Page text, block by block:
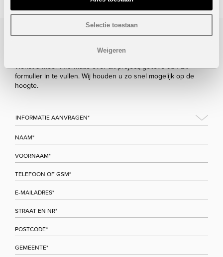
Selectie toestaan
Weigeren
Bezoek/infoaanvraag
Wenst u meer informatie over dit project, gelieve dan dit
formulier in te vullen. Wij houden u zo snel mogelijk op de
hoogte.